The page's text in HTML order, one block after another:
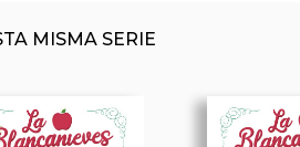
MISMA SERIE